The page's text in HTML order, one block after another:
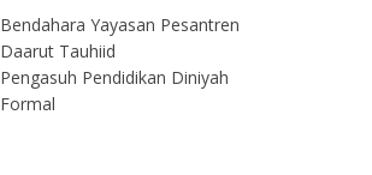
Bendahara Yayasan Pesantren
Daarut Tauhiid
Pengasuh Pendidikan Diniyah
Formal